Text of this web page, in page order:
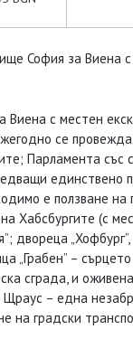
София за Виена
Виена с местен
се
Парламентa
единствено
е ползване
Хабсбургите (с
дворецa
„Грабен” –
сграда, и
– една
на градски